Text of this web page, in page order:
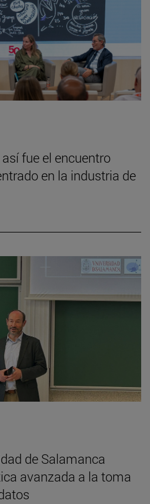
fue el encuentro
en la industria de
de Salamanca
avanzada a la toma